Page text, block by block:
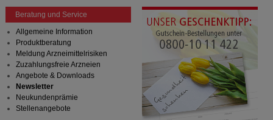
Beratung und Service
Allgemeine Information
Produktberatung
Meldung Arzneimittelrisiken
Zuzahlungsfreie Arzneien
Angebote & Downloads
Newsletter
Neukundenprämie
Stellenangebote